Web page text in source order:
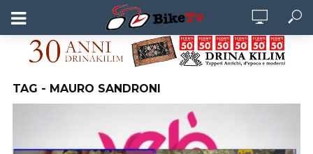
TAG - MAURO SANDRONI